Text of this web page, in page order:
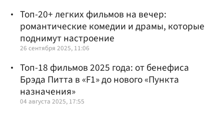
Топ-20+ легких фильмов на вечер:
романтические комедии и драмы, которые
поднимут настроение
26 сентября 2025, 11:06
Топ-18 фильмов 2025 года: от бенефиса
Брэда Питта в «F1» до нового «Пункта
назначения»
04 августа 2025, 17:55